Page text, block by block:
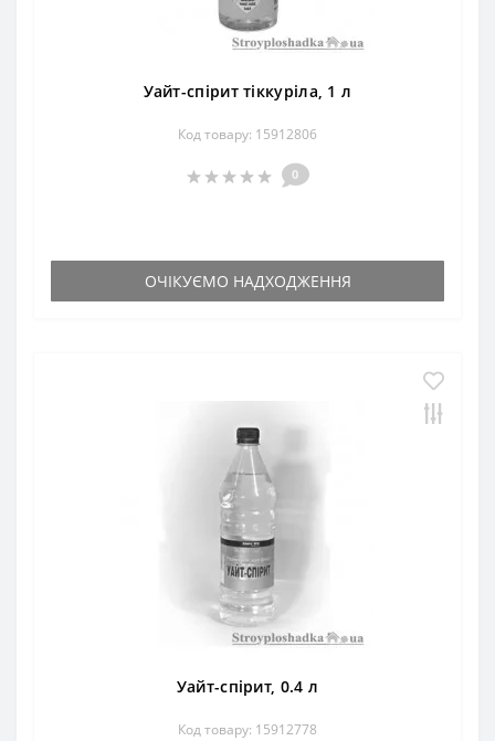
Уайт-спірит тіккуріла, 1 л
Код товару: 15912806
0
ОЧІКУЄМО НАДХОДЖЕННЯ
Уайт-спірит, 0.4 л
Код товару: 15912778